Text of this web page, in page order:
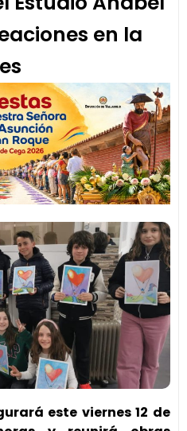
en la
este viernes 12 de